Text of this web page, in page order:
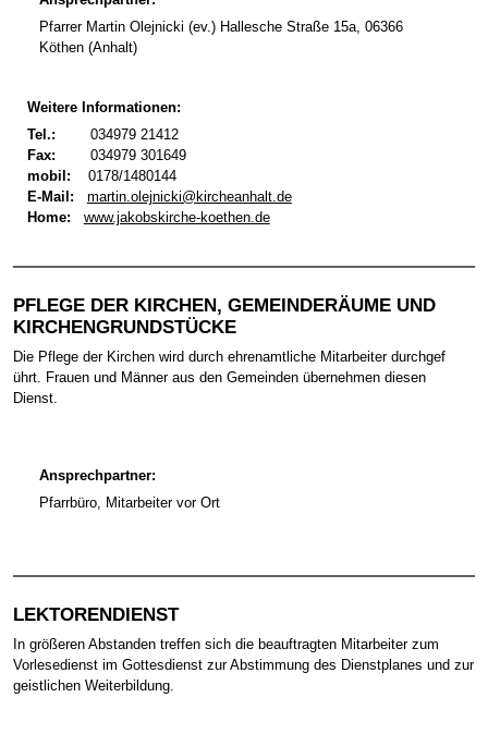
Pfarrer Martin Olejnicki (ev.) Hallesche Straße 15a, 06366
Köthen (Anhalt)
Weitere Informationen:
Tel.:
034979 21412
Fax: 034979 301649
mobil: 0178/1480144
E-Mail:
martin.olejnicki@kircheanhalt.de
Home:
www.jakobskirche-koethen.de
PFLEGE DER KIRCHEN, GEMEINDERÄUME UND
KIRCHENGRUNDSTÜCKE
Die Pflege der Kirchen wird durch ehrenamtliche Mitarbeiter durchgef
ührt. Frauen und Männer aus den Gemeinden übernehmen diesen
Dienst.
Ansprechpartner:
Pfarrbüro, Mitarbeiter vor Ort
LEKTORENDIENST
In größeren Abstanden treffen sich die beauftragten Mitarbeiter zum
Vorlesedienst im Gottesdienst zur Abstimmung des Dienstplanes und zur
geistlichen Weiterbildung.